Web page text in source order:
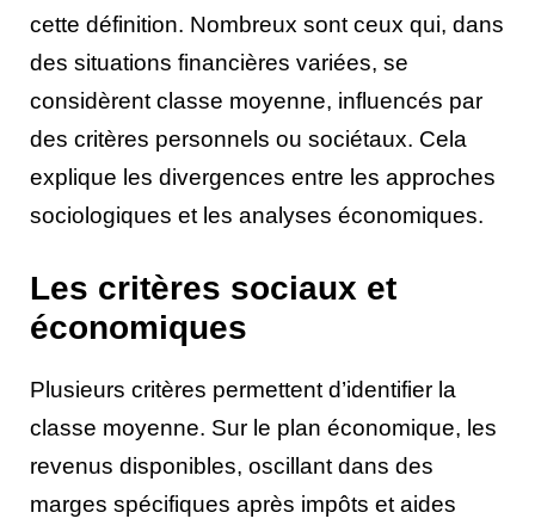
cette définition. Nombreux sont ceux qui, dans
des situations financières variées, se
considèrent classe moyenne, influencés par
des critères personnels ou sociétaux. Cela
explique les divergences entre les approches
sociologiques et les analyses économiques.
Les critères sociaux et
économiques
Plusieurs critères permettent d’identifier la
classe moyenne. Sur le plan économique, les
revenus disponibles, oscillant dans des
marges spécifiques après impôts et aides